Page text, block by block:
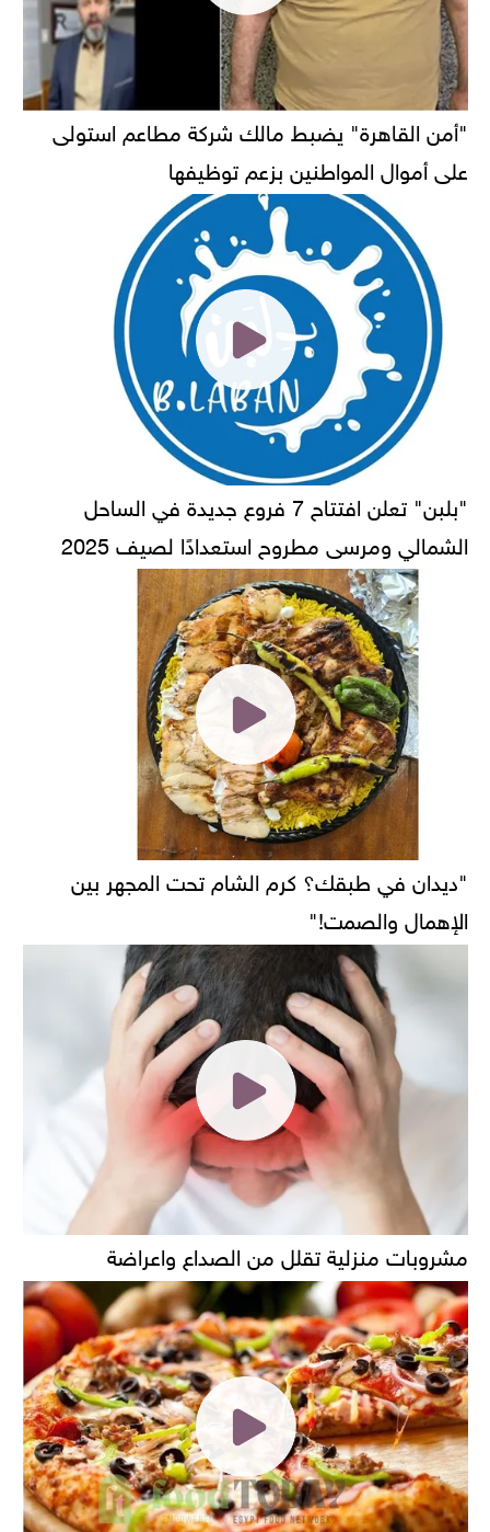
"أمن القاهرة" يضبط مالك شركة مطاعم استولى
على أموال المواطنين بزعم توظيفها
"بلبن" تعلن افتتاح 7 فروع جديدة في الساحل
الشمالي ومرسى مطروح استعدادًا لصيف 2025
"ديدان في طبقك؟ كرم الشام تحت المجهر بين
الإهمال والصمت!"
مشروبات منزلية تقلل من الصداع واعراضة